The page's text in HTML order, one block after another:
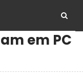
em PC